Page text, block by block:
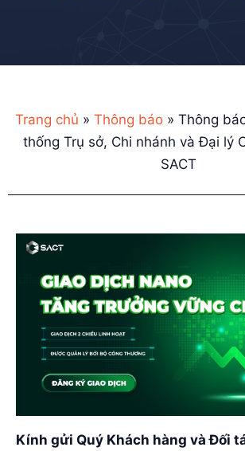
Trang chủ » Thông báo » Thông
thống Trụ sở, Chi nhánh và Đại lý
SACT
Kính gửi Quý Khách hàng và Đối